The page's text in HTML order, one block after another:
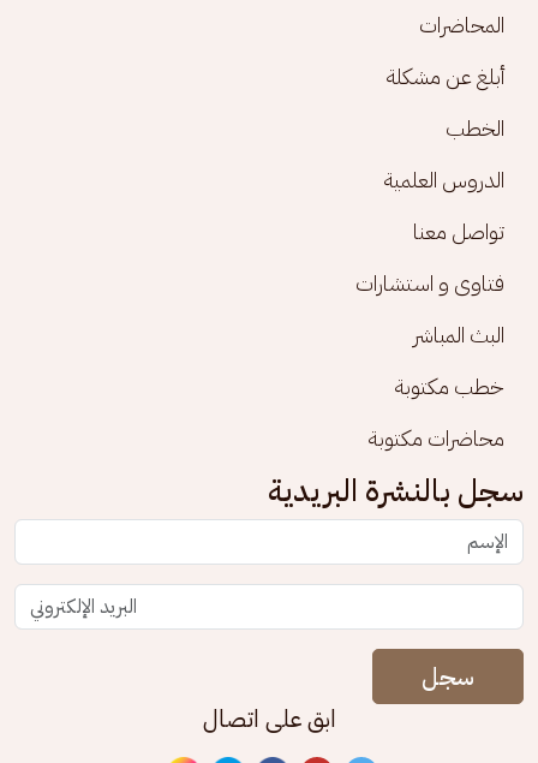
المحاضرات
أبلغ عن مشكلة
الخطب
الدروس العلمية
تواصل معنا
فتاوى و استشارات
البث المباشر
خطب مكتوبة
محاضرات مكتوبة
سجل بالنشرة البريدية
سجل
ابق على اتصال